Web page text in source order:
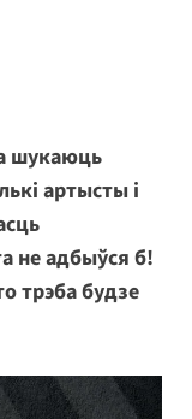
шукаюць
артысты і
не адбыўся б!
трэба будзе